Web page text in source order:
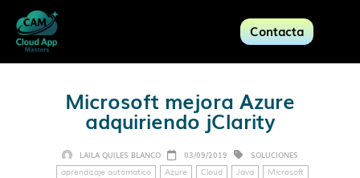
Contacta
Microsoft mejora Azure
adquiriendo jClarity
LAILA QUILES BLANCO 03/09/2019 SOLUCIONES
aprendizaje automatico Azure Cloud Java Microsoft